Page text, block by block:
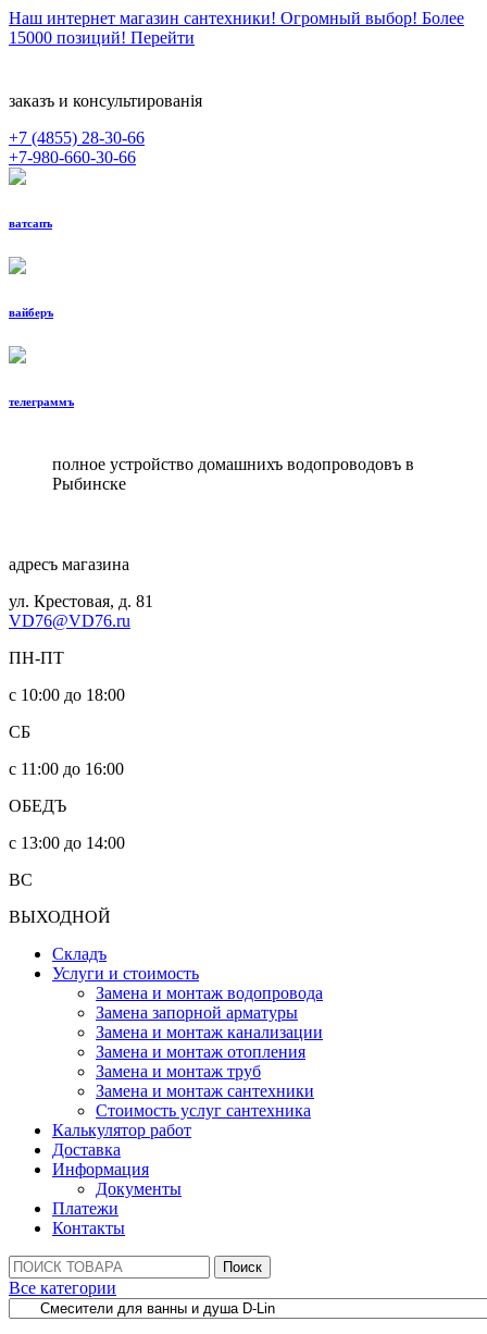
Наш интернет магазин сантехники! Огромный выбор! Более
15000 позиций! Перейти
заказъ и консультированiя
+7 (4855) 28-30-66
+7-980-660-30-66
ватсапъ
вайберъ
телеграммъ
полное устройство домашнихъ водопроводовъ в
Рыбинске
адресъ магазина
ул. Крестовая, д. 81
VD76@VD76.ru
ПН-ПТ
с 10:00 до 18:00
СБ
с 11:00 до 16:00
ОБЕДЪ
с 13:00 до 14:00
ВС
ВЫХОДНОЙ
Складъ
Услуги и стоимость
Замена и монтаж водопровода
Замена запорной арматуры
Замена и монтаж канализации
Замена и монтаж отопления
Замена и монтаж труб
Замена и монтаж сантехники
Стоимость услуг сантехника
Калькулятор работ
Доставка
Информация
Документы
Платежи
Контакты
Поиск:
Поиск
Все категории